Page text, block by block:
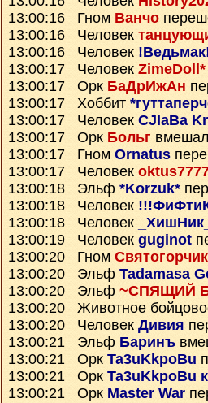
13:00:16 Гном Ванчо
13:00:16 Человек
13:00:16 Человек
13:00:17 Человек ZimeDoll*
13:00:17 Орк БаДрИжАн
13:00:17 Хоббит
13:00:17 Человек CJIaBa
13:00:17 Орк Больг
13:00:17 Гном Ornatus
13:00:17 Человек
13:00:18 Эльф *Korzuk*
13:00:18 Человек
13:00:18 Человек
_ХишНик_
13:00:19 Человек guginot
13:00:20 Гном Святогорчик
13:00:20 Эльф Tadamasa
13:00:20 Эльф ~СПЯЩИЙ
13:00:20 Животное
13:00:20 Человек Дивия
13:00:21 Эльф Баринъ
13:00:21 Орк Ta3uKkpoBu
13:00:21 Орк Ta3uKkpoBu
13:00:21 Орк Master War